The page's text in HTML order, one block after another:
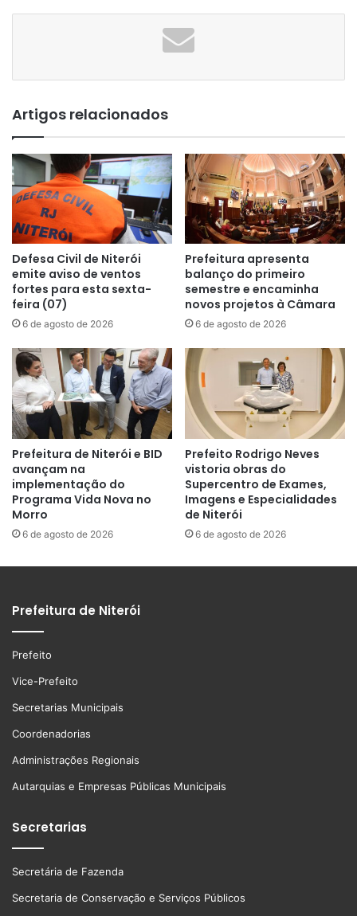
Artigos relacionados
Defesa Civil de Niterói
emite aviso de ventos
fortes para esta sexta-
feira (07)
6 de agosto de 2026
Prefeitura apresenta
balanço do primeiro
semestre e encaminha
novos projetos à Câmara
6 de agosto de 2026
Prefeitura de Niterói e BID
avançam na
implementação do
Programa Vida Nova no
Morro
6 de agosto de 2026
Prefeito Rodrigo Neves
vistoria obras do
Supercentro de Exames,
Imagens e Especialidades
de Niterói
6 de agosto de 2026
Prefeitura de Niterói
Prefeito
Vice-Prefeito
Secretarias Municipais
Coordenadorias
Administrações Regionais
Autarquias e Empresas Públicas Municipais
Secretarias
Secretária de Fazenda
Secretaria de Conservação e Serviços Públicos